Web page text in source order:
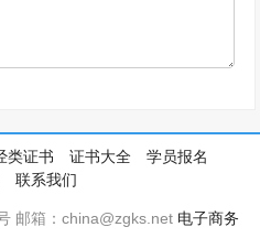
类证书 证书大全
学员报名
联系我们
邮箱：china@zgks.net 电子商务